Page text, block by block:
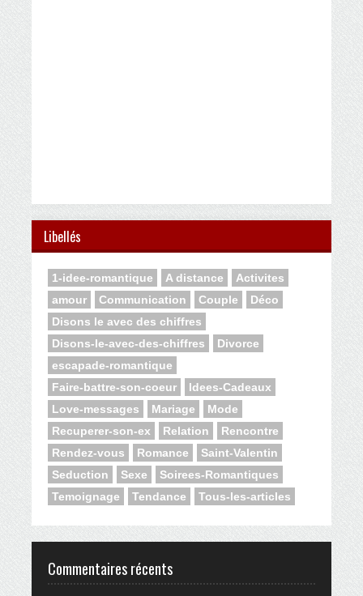
Libellés
1-idee-romantique A distance
Activites
amour
Communication Couple
Déco
Disons le avec des chiffres
Disons-le-avec-des-chiffres
Divorce
escapade-romantique
Faire-battre-son-coeur
Idees-Cadeaux
Love-messages
Mariage
Mode
Recuperer-son-ex
Relation
Rencontre
Rendez-vous
Romance
Saint-Valentin
Seduction
Sexe
Soirees-Romantiques
Temoignage
Tendance Tous-les-articles
Commentaires récents